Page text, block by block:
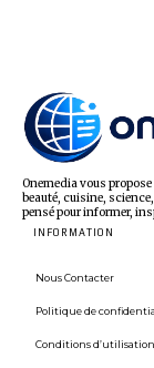
Onemedia vous
beauté, cuisine,
pensé pour informer,
INFORMATION
Nous Contacter
Politique de
Conditions d’utilisation